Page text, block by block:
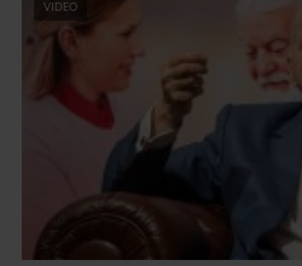
VIDEO